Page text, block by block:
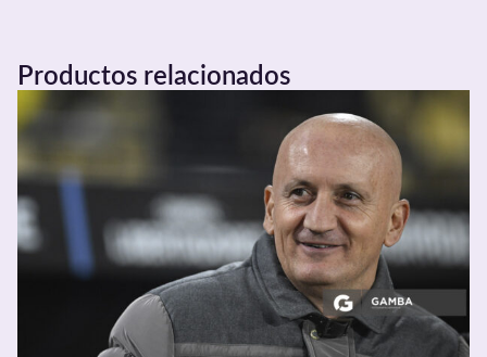
Productos relacionados